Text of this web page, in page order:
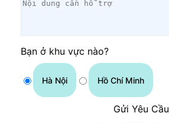
Bạn ở khu vực nào?
Hà Nội Hồ Chí Minh
Gửi Yêu Cầu